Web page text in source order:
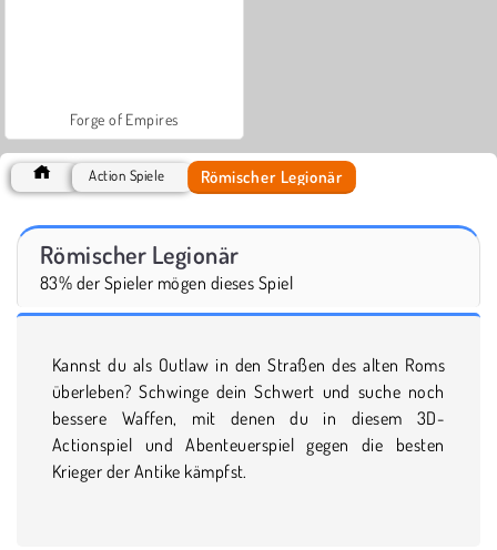
Forge of Empires
Action Spiele Römischer Legionär
Römischer Legionär
83% der Spieler mögen dieses Spiel
Kannst du als Outlaw in den Straßen des alten Roms
überleben? Schwinge dein Schwert und suche noch
bessere Waffen, mit denen du in diesem 3D-
Actionspiel und Abenteuerspiel gegen die besten
Krieger der Antike kämpfst.